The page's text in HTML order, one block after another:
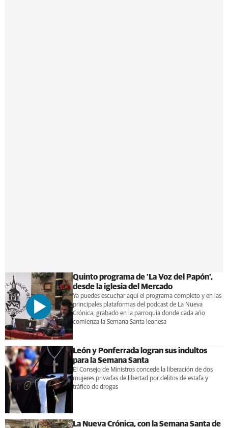
Quinto programa de 'La Voz del Papón',
desde la iglesia del Mercado
Ya puedes escuchar aquí el programa completo y en las
principales plataformas del podcast de La Nueva
Crónica, grabado en la parroquia donde cada año
comienza la Semana Santa leonesa
León y Ponferrada logran sus indultos
para la Semana Santa
El Consejo de Ministros concede la liberación de dos
mujeres privadas de libertad por delitos de estafa y
tráfico de drogas
La Nueva Crónica, con la Semana Santa de